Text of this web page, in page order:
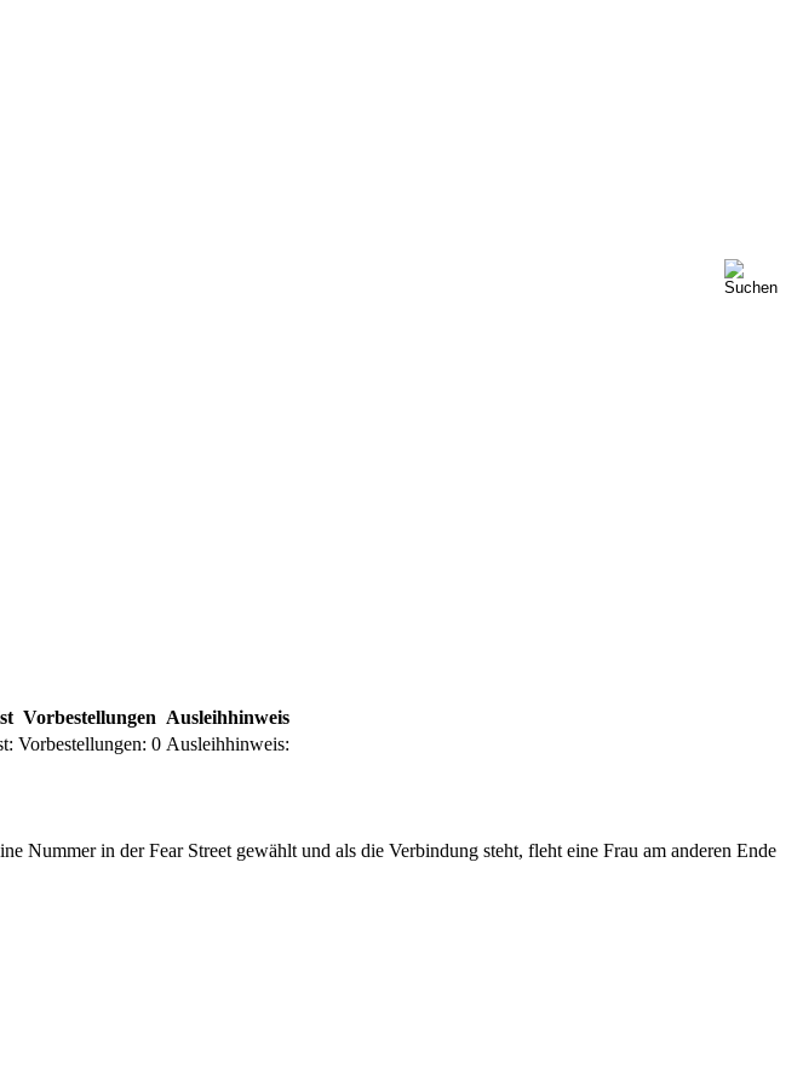
Vorbestellungen Ausleihhinweis
Vorbestellungen: 0 Ausleihhinweis:
Nummer in der Fear Street gewählt und als die Verbindung steht, fleht eine Frau am anderen Ende